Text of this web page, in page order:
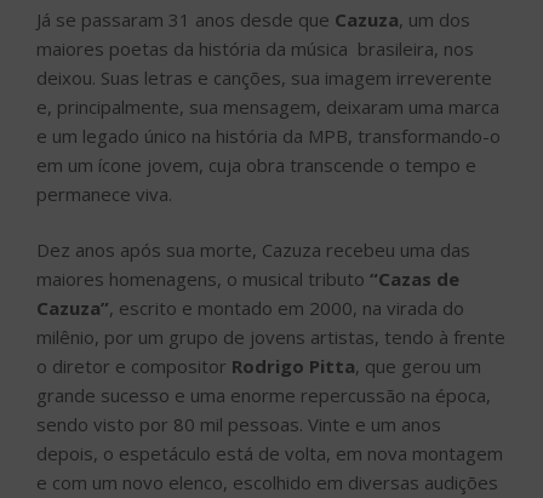
Já se passaram 31 anos desde que Cazuza, um dos
maiores poetas da história da música brasileira, nos
deixou. Suas letras e canções, sua imagem irreverente
e, principalmente, sua mensagem, deixaram uma marca
e um legado único na história da MPB, transformando-o
em um ícone jovem, cuja obra transcende o tempo e
permanece viva.
Dez anos após sua morte, Cazuza recebeu uma das
maiores homenagens, o musical tributo “Cazas de
Cazuza”, escrito e montado em 2000, na virada do
milênio, por um grupo de jovens artistas, tendo à frente
o diretor e compositor Rodrigo Pitta, que gerou um
grande sucesso e uma enorme repercussão na época,
sendo visto por 80 mil pessoas. Vinte e um anos
depois, o espetáculo está de volta, em nova montagem
e com um novo elenco, escolhido em diversas audições